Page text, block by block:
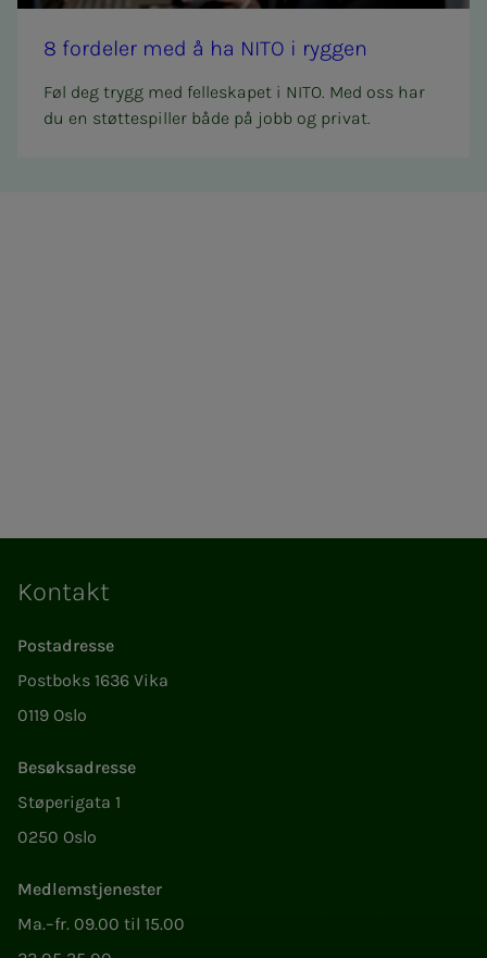
8 for­­­de­­­ler med å ha NITO i ryg­­­gen
Føl deg trygg med felleskapet i NITO. Med oss har
du en støttespiller både på jobb og privat.
Kontakt
Postadresse
Postboks 1636 Vika
0119 Oslo
Besøksadresse
Støperigata 1
0250 Oslo
Medlemstjenester
Ma.–fr. 09.00 til 15.00